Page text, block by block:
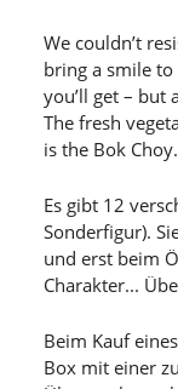
We couldn’t
bring a smile
you’ll get – but
The fresh
is the Bok
Es gibt 12
Sonderfigur).
und erst beim
Charakter...
Beim Kauf
Box mit einer